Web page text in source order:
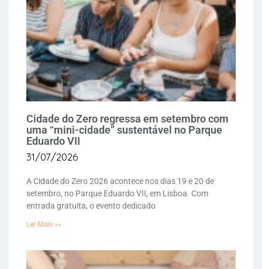
Cidade do Zero regressa em setembro com
uma “mini-cidade” sustentável no Parque
Eduardo VII
31/07/2026
A Cidade do Zero 2026 acontece nos dias 19 e 20 de
setembro, no Parque Eduardo VII, em Lisboa. Com
entrada gratuita, o evento dedicado
Ler Mais >>